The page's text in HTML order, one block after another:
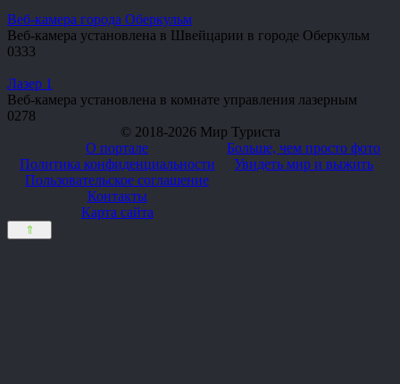
Веб-камера города Оберкульм
Веб-камера установлена в Швейцарии в городе Оберкульм
0333
Лазер 1
Веб-камера установлена в комнате управления лазерным
0278
© 2018-2026 Мир Туриста
О портале
Политика конфиденциальности
Пользовательское соглашение
Контакты
Карта сайта
Больше, чем просто фото
Увидеть мир и выжить